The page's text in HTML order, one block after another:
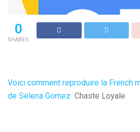
0
SHARES
Voici comment reproduire la French
de Selena Gomez Chaste Loyale